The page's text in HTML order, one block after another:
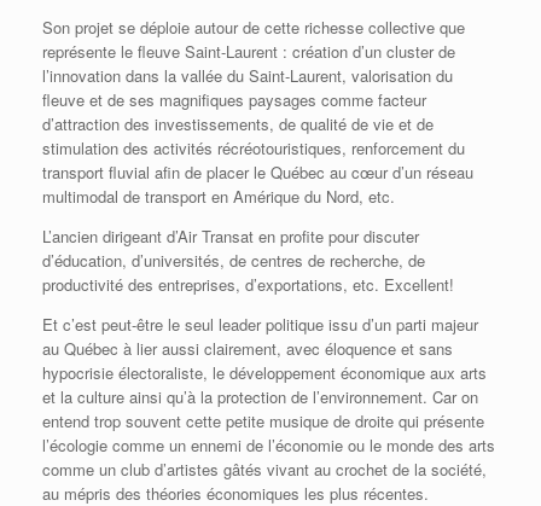
Son projet se déploie autour de cette richesse collective que
représente le fleuve Saint-Laurent : création d’un cluster de
l’innovation dans la vallée du Saint-Laurent, valorisation du
fleuve et de ses magnifiques paysages comme facteur
d’attraction des investissements, de qualité de vie et de
stimulation des activités récréotouristiques, renforcement du
transport fluvial afin de placer le Québec au cœur d’un réseau
multimodal de transport en Amérique du Nord, etc.
L’ancien dirigeant d’Air Transat en profite pour discuter
d’éducation, d’universités, de centres de recherche, de
productivité des entreprises, d’exportations, etc. Excellent!
Et c’est peut-être le seul leader politique issu d’un parti majeur
au Québec à lier aussi clairement, avec éloquence et sans
hypocrisie électoraliste, le développement économique aux arts
et la culture ainsi qu’à la protection de l’environnement. Car on
entend trop souvent cette petite musique de droite qui présente
l’écologie comme un ennemi de l’économie ou le monde des arts
comme un club d’artistes gâtés vivant au crochet de la société,
au mépris des théories économiques les plus récentes.